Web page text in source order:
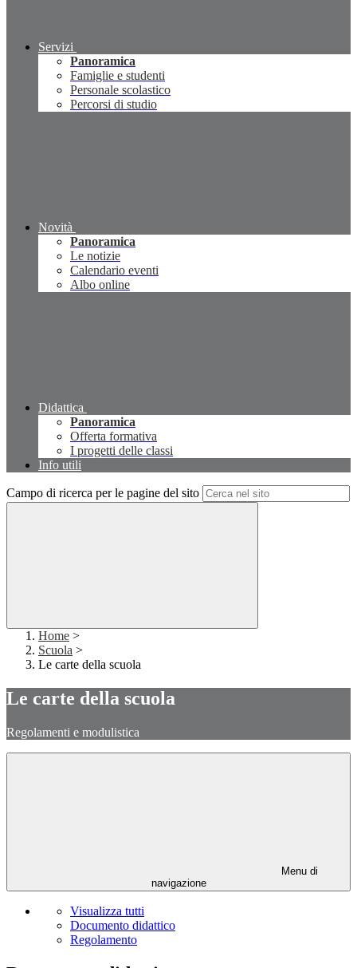
Servizi
Panoramica
Famiglie e studenti
Personale scolastico
Percorsi di studio
Novità
Panoramica
Le notizie
Calendario eventi
Albo online
Didattica
Panoramica
Offerta formativa
I progetti delle classi
Info utili
Campo di ricerca per le pagine del sito
Home >
Scuola >
Le carte della scuola
Le carte della scuola
Regolamenti e modulistica
Menu di
navigazione
Visualizza tutti
Documento didattico
Regolamento